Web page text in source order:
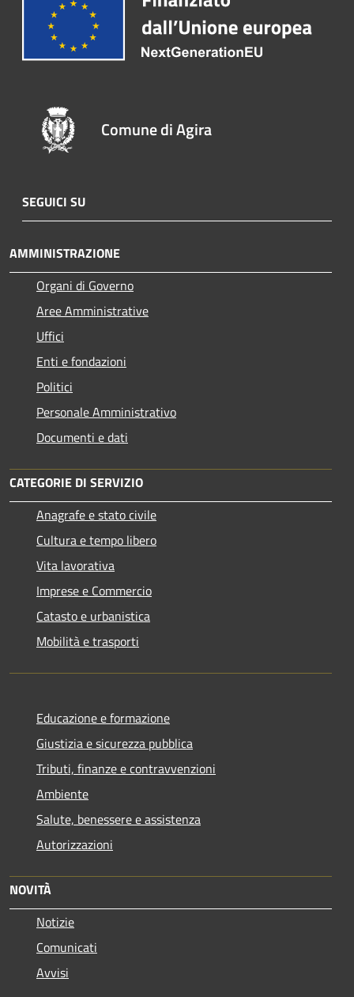
Comune di Agira
SEGUICI SU
AMMINISTRAZIONE
Organi di Governo
Aree Amministrative
Uffici
Enti e fondazioni
Politici
Personale Amministrativo
Documenti e dati
CATEGORIE DI SERVIZIO
Anagrafe e stato civile
Cultura e tempo libero
Vita lavorativa
Imprese e Commercio
Catasto e urbanistica
Mobilità e trasporti
Educazione e formazione
Giustizia e sicurezza pubblica
Tributi, finanze e contravvenzioni
Ambiente
Salute, benessere e assistenza
Autorizzazioni
NOVITÀ
Notizie
Comunicati
Avvisi